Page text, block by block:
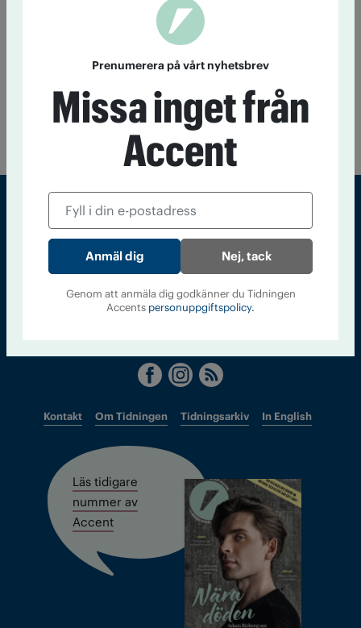
Krav på drogtest för att få ett recept
förnyat var diskriminering enligt DO.
29 mars 2023En 14-årig flicka får 50 000 kronor för att ha
Sveriges största tidning om droger och nykterhet
Tidningen Accent, A4, Bondegatan 21, 116 33 Stockholm
accent@iogt.se
barbro@a4.se.
Kontakt Om Tidningen Tidningsarkiv In English
Läs tidigare
nummer av
Accent
Prenumerera på vårt nyhetsbrev
Missa inget från
Accent
Nej, tack
Genom att anmäla dig godkänner du Tidningen
Accents personuppgiftspolicy.